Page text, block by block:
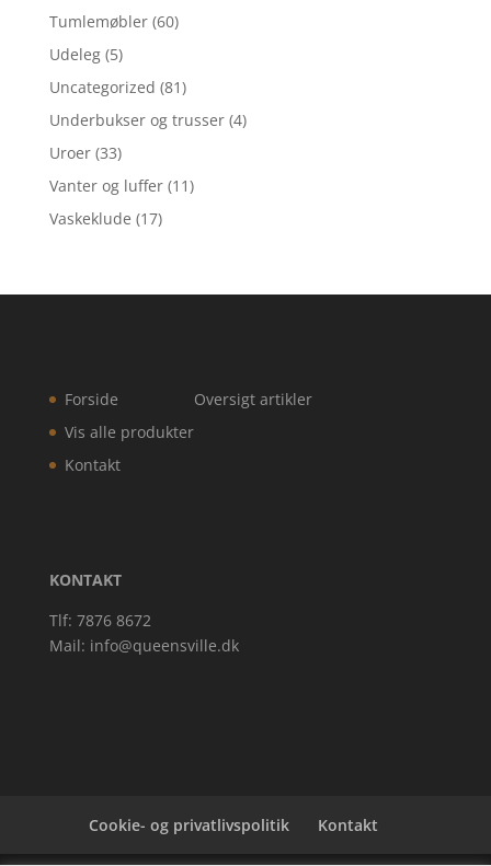
Tumlemøbler (60)
Udeleg (5)
Uncategorized (81)
Underbukser og trusser (4)
Uroer (33)
Vanter og luffer (11)
Vaskeklude (17)
Forside
Vis alle produkter
Kontakt
Oversigt artikler
KONTAKT
Tlf: 7876 8672
Mail: info@queensville.dk
Cookie- og privatlivspolitik Kontakt